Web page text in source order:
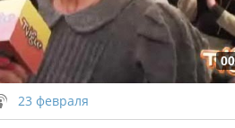
23 февраля